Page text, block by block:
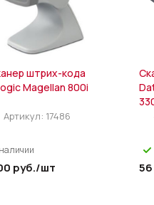
штрих-кода
Magellan 800i
Артикул: 17486
руб./шт